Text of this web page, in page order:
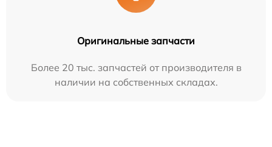
Оригинальные запчасти
Более 20 тыс. запчастей от производителя в
наличии на собственных складах.